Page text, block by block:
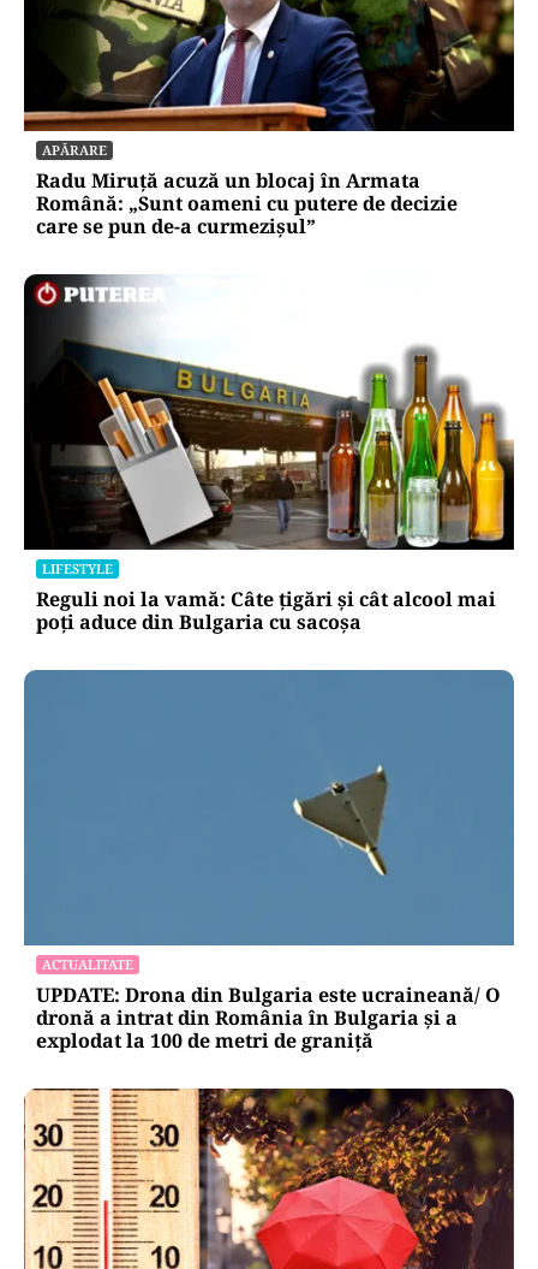
APĂRARE
Radu Miruță acuză un blocaj în Armata
Română: „Sunt oameni cu putere de decizie
care se pun de-a curmezișul”
LIFESTYLE
Reguli noi la vamă: Câte țigări și cât alcool mai
poți aduce din Bulgaria cu sacoșa
ACTUALITATE
UPDATE: Drona din Bulgaria este ucraineană/ O
dronă a intrat din România în Bulgaria şi a
explodat la 100 de metri de graniţă